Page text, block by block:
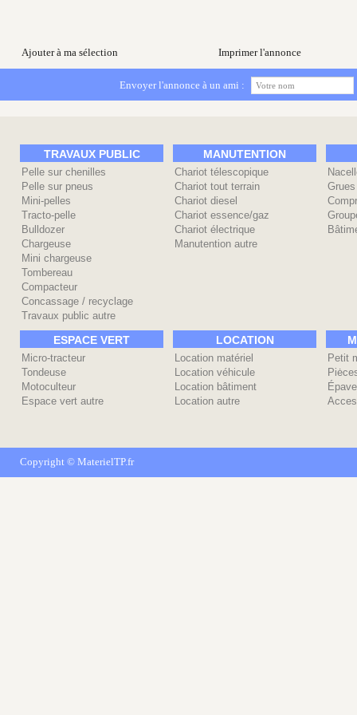
Ajouter à ma sélection Imprimer l'annonce
Envoyer l'annonce à un ami :
TRAVAUX PUBLIC
Pelle sur chenilles
Pelle sur pneus
Mini-pelles
Tracto-pelle
Bulldozer
Chargeuse
Mini chargeuse
Tombereau
Compacteur
Concassage / recyclage
Travaux public autre
MANUTENTION
Chariot télescopique
Chariot tout terrain
Chariot diesel
Chariot essence/gaz
Chariot électrique
Manutention autre
Grues
ESPACE VERT
Micro-tracteur
Tondeuse
Motoculteur
Espace vert autre
LOCATION
Location matériel
Location véhicule
Location bâtiment
Location autre
Petit
Épave
Copyright © MaterielTP.fr